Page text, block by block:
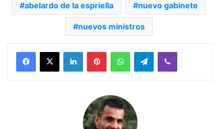
abelardo de la espriella nuevo gabinete
nuevos ministros
Facebook
X LinkedInPinterestWhatsAppTelegramViber